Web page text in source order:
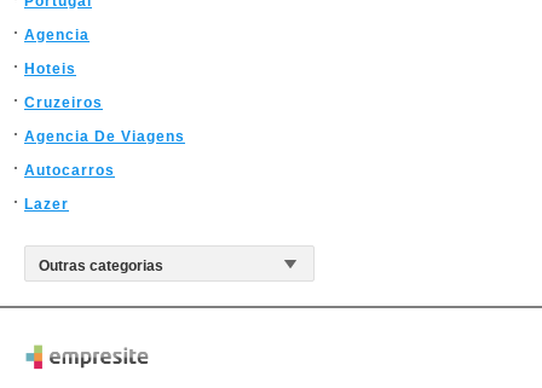
Agencia
Hoteis
Cruzeiros
Agencia De Viagens
Autocarros
Lazer